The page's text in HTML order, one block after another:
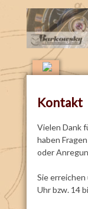
Kontakt
Vielen Dank
haben
oder
Sie erreichen
Uhr bzw. 14
navigation